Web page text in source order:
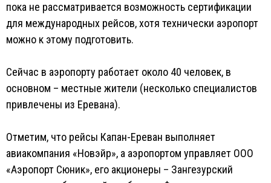
пока не рассматривается возможность сертификации
для международных рейсов, хотя технически аэропорт
можно к этому подготовить.
Сейчас в аэропорту работает около 40 человек, в
основном – местные жители (несколько специалистов
привлечены из Еревана).
Отметим, что рейсы Капан-Ереван выполняет
авиакомпания «Новэйр», а аэропортом управляет ООО
«Аэропорт Сюник», его акционеры – Зангезурский